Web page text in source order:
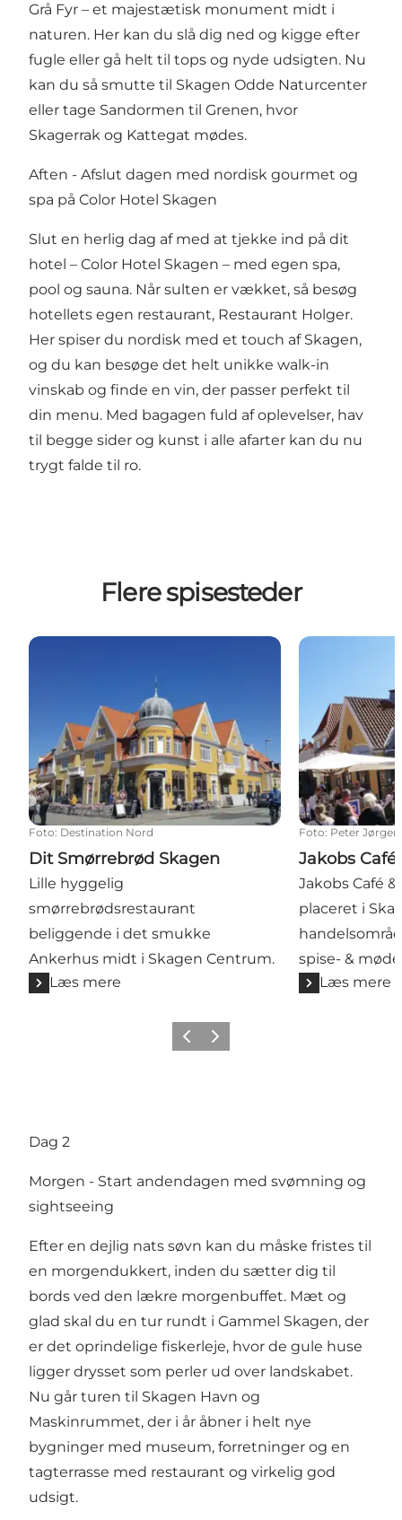
Grå Fyr – et majestætisk monument midt i
naturen. Her kan du slå dig ned og kigge efter
fugle eller gå helt til tops og nyde udsigten. Nu
kan du så smutte til Skagen Odde Naturcenter
eller tage Sandormen til Grenen, hvor
Skagerrak og Kattegat mødes.
Aften - Afslut dagen med nordisk gourmet og
spa på Color Hotel Skagen
Slut en herlig dag af med at tjekke ind på dit
hotel – Color Hotel Skagen – med egen spa,
pool og sauna. Når sulten er vækket, så besøg
hotellets egen restaurant, Restaurant Holger.
Her spiser du nordisk med et touch af Skagen,
og du kan besøge det helt unikke walk-in
vinskab og finde en vin, der passer perfekt til
din menu. Med bagagen fuld af oplevelser, hav
til begge sider og kunst i alle afarter kan du nu
trygt falde til ro.
Flere spisesteder
Dit Smørrebrød Skagen
Foto: Destination Nord
Dit Smørrebrød Skagen
Lille hyggelig
smørrebrødsrestaurant
beliggende i det smukke
Ankerhus midt i Skagen Centrum.
Læs mere
Jakobs Café &
Foto: Peter
Jakobs Café
Jakobs Café
placeret i
spise- &
Læs mere
ForrigeNæste
Dag 2
Morgen - Start andendagen med svømning og
sightseeing
Efter en dejlig nats søvn kan du måske fristes til
en morgendukkert, inden du sætter dig til
bords ved den lækre morgenbuffet. Mæt og
glad skal du en tur rundt i Gammel Skagen, der
er det oprindelige fiskerleje, hvor de gule huse
ligger drysset som perler ud over landskabet.
Nu går turen til Skagen Havn og
Maskinrummet, der i år åbner i helt nye
bygninger med museum, forretninger og en
tagterrasse med restaurant og virkelig god
udsigt.